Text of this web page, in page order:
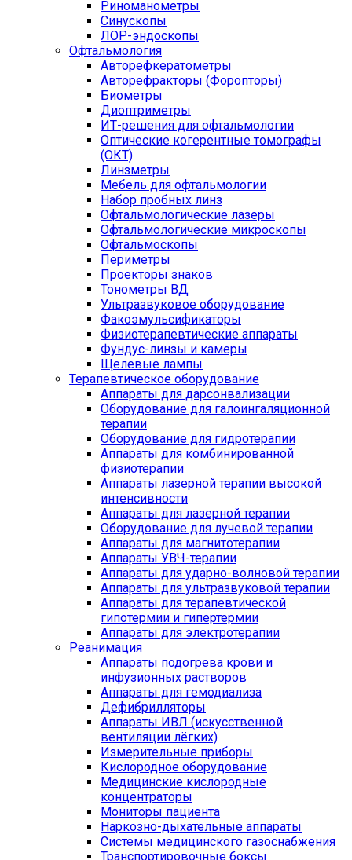
Риноманометры
Синускопы
ЛОР-эндоскопы
Офтальмология
Авторефкератометры
Авторефракторы (Форопторы)
Биометры
Диоптриметры
ИТ-решения для офтальмологии
Оптические когерентные томографы
(ОКТ)
Линзметры
Мебель для офтальмологии
Набор пробных линз
Офтальмологические лазеры
Офтальмологические микроскопы
Офтальмоскопы
Периметры
Проекторы знаков
Тонометры ВД
Ультразвуковое оборудование
Факоэмульсификаторы
Физиотерапевтические аппараты
Фундус-линзы и камеры
Щелевые лампы
Терапевтическое оборудование
Аппараты для дарсонвализации
Оборудование для галоингаляционной
терапии
Оборудование для гидротерапии
Аппараты для комбинированной
физиотерапии
Аппараты лазерной терапии высокой
интенсивности
Аппараты для лазерной терапии
Оборудование для лучевой терапии
Аппараты для магнитотерапии
Аппараты УВЧ-терапии
Аппараты для ударно-волновой терапии
Аппараты для ультразвуковой терапии
Аппараты для терапевтической
гипотермии и гипертермии
Аппараты для электротерапии
Реанимация
Аппараты подогрева крови и
инфузионных растворов
Аппараты для гемодиализа
Дефибрилляторы
Аппараты ИВЛ (искусственной
вентиляции лёгких)
Измерительные приборы
Кислородное оборудование
Медицинские кислородные
концентраторы
Мониторы пациента
Наркозно-дыхательные аппараты
Системы медицинского газоснабжения
Транспортировочные боксы